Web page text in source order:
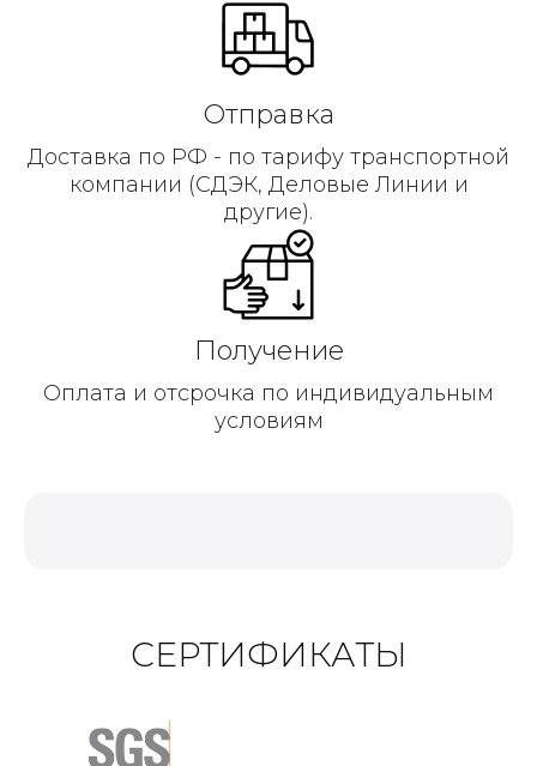
Отправка
Доставка по РФ - по тарифу транспортной
компании (СДЭК, Деловые Линии и
другие).
Получение
Оплата и отсрочка по индивидуальным
условиям
СЕРТИФИКАТЫ